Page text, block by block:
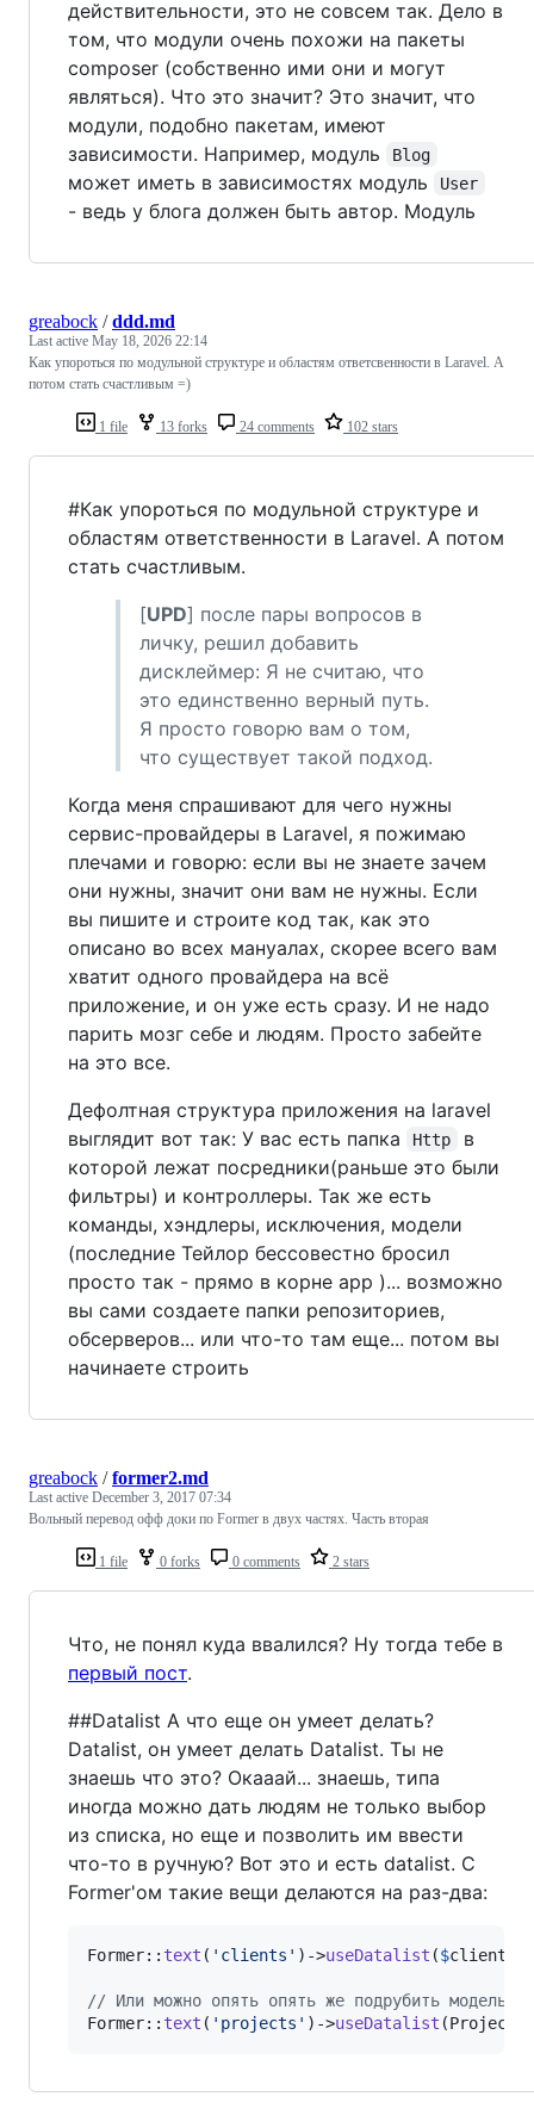
действительности, это не совсем так. Дело в
том, что модули очень похожи на пакеты
composer (собственно ими они и могут
являться). Что это значит? Это значит, что
модули, подобно пакетам, имеют
зависимости. Например, модуль
Blog
может иметь в зависимостях модуль User
- ведь у блога должен быть автор. Модуль
1 file 13 forks 24 comments 102 stars
greabock /ddd.md
Last active May 18, 2026 22:14
Как упороться по модульной структуре и областям ответсвенности в Laravel. А
потом стать счастливым =)
#Как упороться по модульной структуре и
областям ответственности в Laravel. А потом
стать счастливым.
[UPD] после пары вопросов в
личку, решил добавить
дисклеймер: Я не считаю, что
это единственно верный путь.
Я просто говорю вам о том,
что существует такой подход.
Когда меня спрашивают для чего нужны
сервис-провайдеры в Laravel, я пожимаю
плечами и говорю: если вы не знаете зачем
они нужны, значит они вам не нужны. Если
вы пишите и строите код так, как это
описано во всех мануалах, скорее всего вам
хватит одного провайдера на всё
приложение, и он уже есть сразу. И не надо
парить мозг себе и людям. Просто забейте
на это все.
Дефолтная структура приложения на laravel
выглядит вот так: У вас есть папка
Http
в
которой лежат посредники(раньше это были
фильтры) и контроллеры. Так же есть
команды, хэндлеры, исключения, модели
(последние Тейлор бессовестно бросил
просто так - прямо в корне app )... возможно
вы сами создаете папки репозиториев,
обсерверов... или что-то там еще... потом вы
начинаете строить
1 file 0 forks 0 comments 2 stars
greabock /former2.md
Last active December 3, 2017 07:34
Вольный перевод офф доки по Former в двух частях. Часть вторая
Что, не понял куда ввалился? Ну тогда тебе в
первый пост.
##Datalist А что еще он умеет делать?
Datalist, он умеет делать Datalist. Ты не
знаешь что это? Окааай... знаешь, типа
иногда можно дать людям не только выбор
из списка, но еще и позволить им ввести
что-то в ручную? Вот это и есть datalist. С
Former'ом такие вещи делаются на раз-два:
Former:: text ( ' clients ' )->useDatalist ($clients
// Или можно опять опять же подрубить модель
Former:: text ( ' projects ' )->useDatalist (Project::